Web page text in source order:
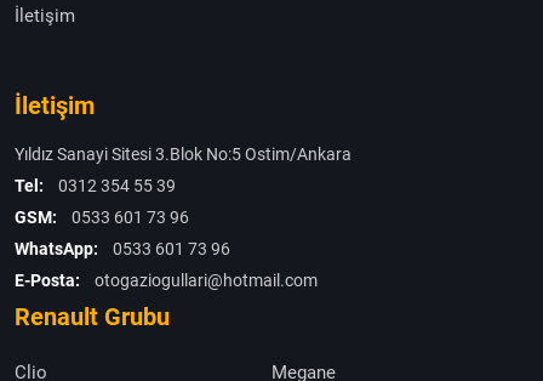
İletişim
İletişim
Yıldız Sanayi Sitesi 3.Blok No:5 Ostim/Ankara
Tel:
0312 354 55 39
GSM:
0533 601 73 96
WhatsApp:
0533 601 73 96
E-Posta:
otogaziogullari@hotmail.com
Renault Grubu
Clio
Megane